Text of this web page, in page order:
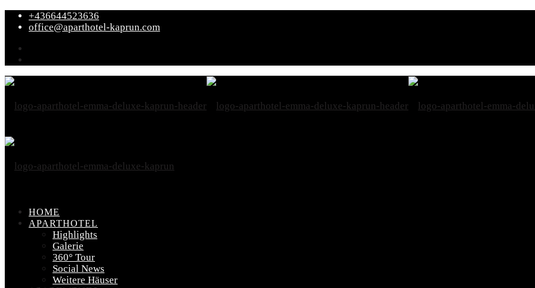
+436644523636
office@aparthotel-kaprun.com
HOME
APARTHOTEL
Highlights
Galerie
360° Tour
Social News
Weitere Häuser